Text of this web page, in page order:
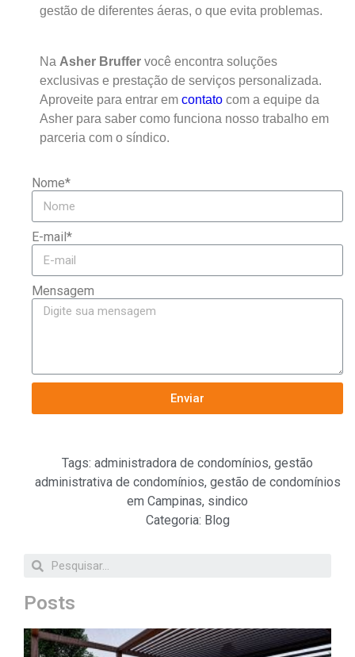
gestão de diferentes áeras, o que evita problemas.
Na Asher Bruffer você encontra soluções
exclusivas e prestação de serviços personalizada.
Aproveite para entrar em contato com a equipe da
Asher para saber como funciona nosso trabalho em
parceria com o síndico.
Nome*
E-mail*
Mensagem
Enviar
Tags: administradora de condomínios, gestão
administrativa de condomínios, gestão de condomínios
em Campinas, sindico
Categoria: Blog
Posts